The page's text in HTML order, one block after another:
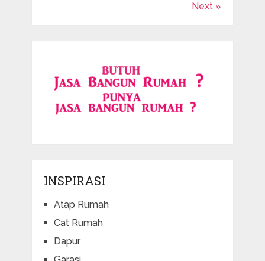
Next »
INSPIRASI
Atap Rumah
Cat Rumah
Dapur